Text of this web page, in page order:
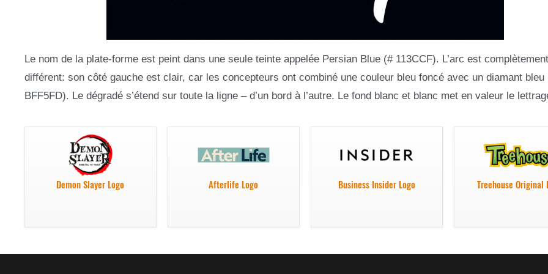
Le nom de la plate-forme est peint dans une seule teinte appelée Persian Blue (# 113CCF). L’arc est complètement
différent: son côté gauche est clair, car les concepteurs ont combiné une couleur bleu foncé avec un diamant bleu
BFF5FD). Le dégradé s’étend sur toute la ligne – d’un bord à l’autre. Le fond blanc et blanc met en valeur le
Demon Slayer Logo Afterlife Logo Business Insider Logo Treehouse Original